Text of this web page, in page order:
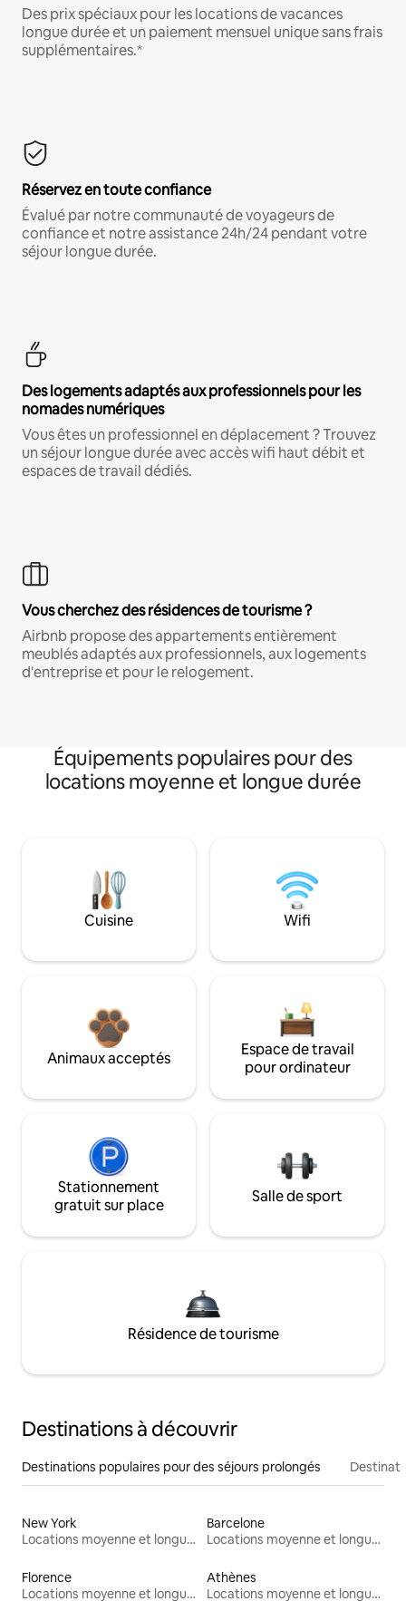
Des prix spéciaux pour les locations de vacances
longue durée et un paiement mensuel unique sans frais
supplémentaires.*
Réservez en toute confiance
Évalué par notre communauté de voyageurs de
confiance et notre assistance 24h/24 pendant votre
séjour longue durée.
Des logements adaptés aux professionnels pour les
nomades numériques
Vous êtes un professionnel en déplacement ? Trouvez
un séjour longue durée avec accès wifi haut débit et
espaces de travail dédiés.
Vous cherchez des résidences de tourisme ?
Airbnb propose des appartements entièrement
meublés adaptés aux professionnels, aux logements
d'entreprise et pour le relogement.
Équipements populaires pour des
locations moyenne et longue durée
Cuisine Wifi
Animaux acceptés
Espace de travail
pour ordinateur
Stationnement
gratuit sur place
Salle de sport
Résidence de tourisme
Destinations à découvrir
Destinations populaires pour des séjours prolongés
New York
Locations moyenne et longue durée
Barcelone
Locations moyenne et longue durée
Florence
Locations moyenne et longue durée
Athènes
Locations moyenne et longue durée